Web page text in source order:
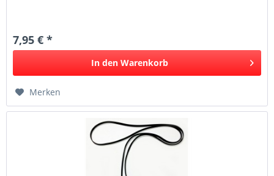
7,95 € *
In den Warenkorb
Merken